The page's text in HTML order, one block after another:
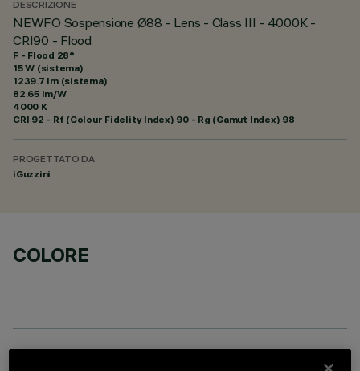
DESCRIZIONE
NEWFO Sospensione Ø88 - Lens - Class III - 4000K -
CRI90 - Flood
F - Flood 28°
15 W (sistema)
1239.7 lm (sistema)
82.65 lm/W
4000 K
CRI 92 - Rf (Colour Fidelity Index) 90 - Rg (Gamut Index) 98
PROGETTATO DA
iGuzzini
COLORE